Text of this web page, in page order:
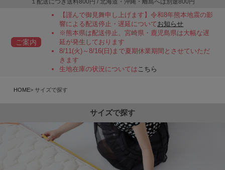
１配送につき送料800円 / 北海道・沖縄・離島へは別途800円
ご案内
【謹んで御見舞申し上げます】令和8年熊本地震の影
響による配送停止・遅延についてお知らせ
※熊本県は配送停止、宮崎県・鹿児島県は大幅な遅
延が発生しております
8/11(火)～8/16(日)まで夏期休業期間とさせていただ
きます
生地在庫の状況についてはこちら
HOME サイズで探す
サイズで探す